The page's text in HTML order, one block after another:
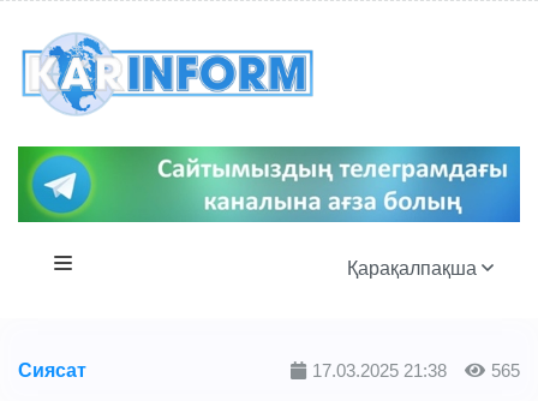
Қарақалпақша
Сиясат 17.03.2025 21:38 565